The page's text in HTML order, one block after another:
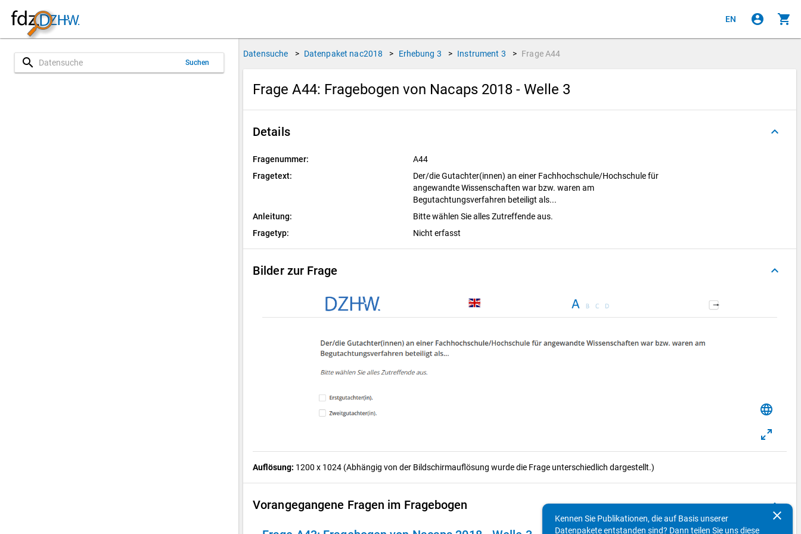
EN account_circle shopping_cart
search Suchen
Datensuche > Datenpaket nac2018 > Erhebung 3 > Instrument 3 > Frage A44
Frage A44: Fragebogen von Nacaps 2018 - Welle 3
Details keyboard_arrow_up
Fragenummer:
A44
Fragetext:
Der/die Gutachter(innen) an einer Fachhochschule/Hochschule für
angewandte Wissenschaften war bzw. waren am
Begutachtungsverfahren beteiligt als...
Anleitung:
Bitte wählen Sie alles Zutreffende aus.
Fragetyp:
Nicht erfasst
Bilder zur Frage keyboard_arrow_up
language
Auflösung: 1200 x 1024 (Abhängig von der Bildschirmauflösung wurde die Frage unterschiedlich dargestellt.)
Vorangegangene Fragen im Fragebogen keyboard_arrow_up
clear
Kennen Sie Publikationen, die auf Basis unserer
Datenpakete entstanden sind? Dann teilen Sie uns diese